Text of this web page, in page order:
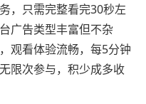
，只需完整看完30秒左
广告类型丰富但不杂
观看体验流畅，每5分钟
限次参与，积少成多收